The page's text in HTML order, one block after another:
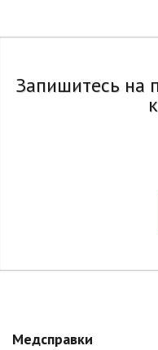
Запишитесь на
Медсправки